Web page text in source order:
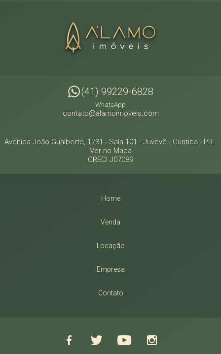
(41) 99229-6828
WhatsApp
contato@alamoimoveis.com
Avenida João Gualberto, 1731 - Sala 101 - Juvevê - Curitiba - PR -
Ver no Mapa
CRECI J07089
Home
Venda
Locação
Empresa
Contato